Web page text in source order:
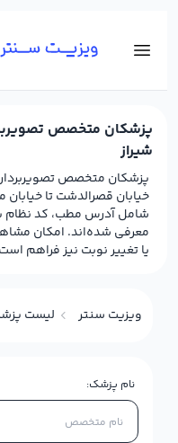
پزشکان متخصص
شیراز
پزشکان متخصص
خیابان قصرالدشت تا
شامل آدرس مطب، کد نظام
معرفی شده‌اند. امکان
یا تغییر نوبت نیز فراهم
ویزیت سنتر لیست
نام پزشک: